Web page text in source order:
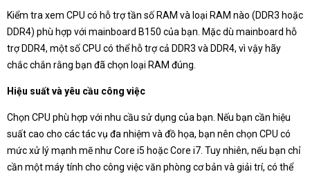
Kiểm tra xem CPU có hỗ trợ tần số RAM và loại RAM nào (DDR3 hoặc
DDR4) phù hợp với mainboard B150 của bạn. Mặc dù mainboard hỗ
trợ DDR4, một số CPU có thể hỗ trợ cả DDR3 và DDR4, vì vậy hãy
chắc chắn rằng bạn đã chọn loại RAM đúng.
Hiệu suất và yêu cầu công việc
Chọn CPU phù hợp với nhu cầu sử dụng của bạn. Nếu bạn cần hiệu
suất cao cho các tác vụ đa nhiệm và đồ họa, bạn nên chọn CPU có
mức xử lý mạnh mẽ như Core i5 hoặc Core i7. Tuy nhiên, nếu bạn chỉ
cần một máy tính cho công việc văn phòng cơ bản và giải trí, có thể